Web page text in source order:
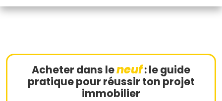
Acheter dans leneuf: le guide
pratique pour réussir ton projet
immobilier